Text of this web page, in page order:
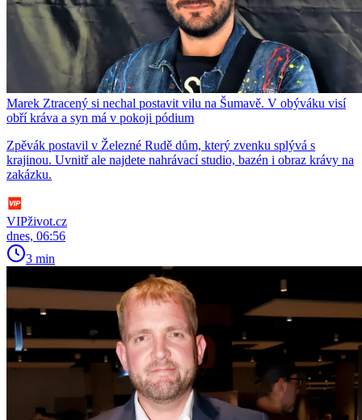
Marek Ztracený si nechal postavit vilu na Šumavě. V obýváku visí
obří kráva a syn má v pokoji pódium
Zpěvák postavil v Železné Rudě dům, který zvenku splývá s
krajinou. Uvnitř ale najdete nahrávací studio, bazén i obraz krávy na
zakázku.
VIPživot.cz
dnes, 06:56
3 min